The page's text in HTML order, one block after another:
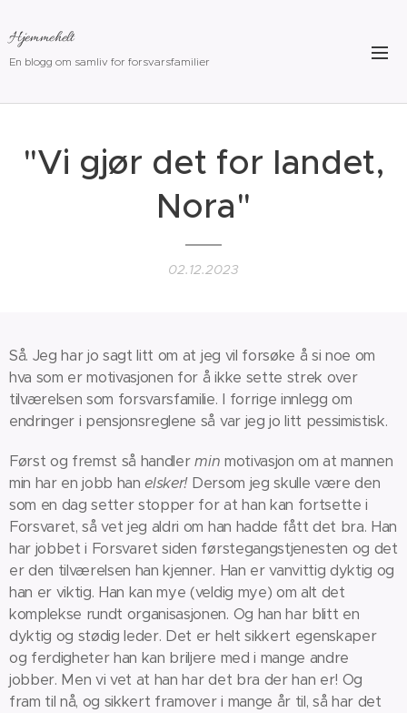
Hjemmehelt
En blogg om samliv for forsvarsfamilier
"Vi gjør det for landet,
Nora"
02.12.2023
Så. Jeg har jo sagt litt om at jeg vil forsøke å si noe om
hva som er motivasjonen for å ikke sette strek over
tilværelsen som forsvarsfamilie. I forrige innlegg om
endringer i pensjonsreglene så var jeg jo litt pessimistisk.
Først og fremst så handlermin motivasjon om at mannen
min har en jobb hanelsker! Dersom jeg skulle være den
som en dag setter stopper for at han kan fortsette i
Forsvaret, så vet jeg aldri om han hadde fått det bra. Han
har jobbet i Forsvaret siden førstegangstjenesten og det
er den tilværelsen han kjenner. Han er vanvittig dyktig og
han er viktig. Han kan mye (veldig mye) om alt det
komplekse rundt organisasjonen. Og han har blitt en
dyktig og stødig leder. Det er helt sikkert egenskaper
og ferdigheter han kan briljere med i mange andre
jobber. Men vi vet at han har det bra der han er! Og
fram til nå, og sikkert framover i mange år til, så har det